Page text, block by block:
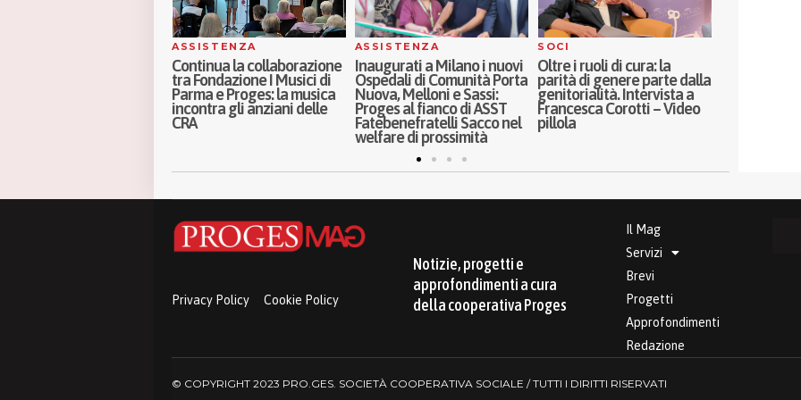
ASSISTENZA
Inaugurati a Milano i nuovi
Ospedali di Comunità Porta
Nuova, Melloni e Sassi:
Proges al fianco di ASST
Fatebenefratelli Sacco nel
SOCI
Oltre i ruoli di cura: la
parità di genere parte dalla
genitorialità. Intervista a
Francesca Corotti – Video
pillola
COOPERAZIONE
La cooperazione
dell’Emilia-Romagna
promuove il nuovo Patto
per il Lavoro, il Clima e
l’Economia Sociale
Continua la
tra
Parma e
incontra gli
Privacy Policy Cookie Policy
Notizie, progetti e
approfondimenti a cura
della cooperativa Proges
Il Mag
Servizi
Brevi
Progetti
Approfondimenti
Redazione
© COPYRIGHT 2023 PRO.GES. SOCIETÀ COOPERATIVA SOCIALE / TUTTI I DIRITTI RISERVATI